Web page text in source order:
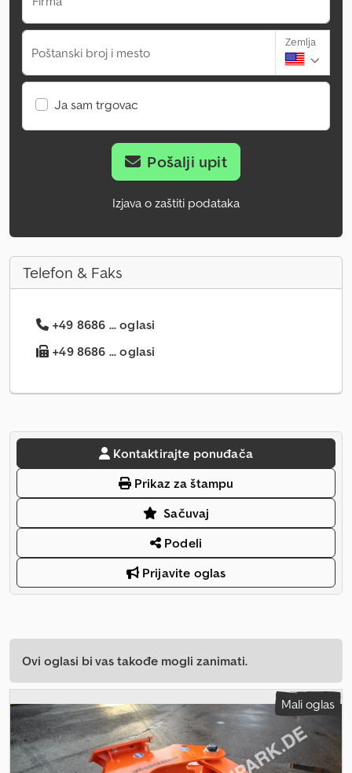
Poštanski broj i mesto
Zemlja
Ja sam trgovac
Pošalji upit
Izjava o zaštiti podataka
Telefon & Faks
+49 8686 ... oglasi
+49 8686 ... oglasi
Kontaktirajte ponuđača
Prikaz za štampu
Sačuvaj
Podeli
Prijavite oglas
Ovi oglasi bi vas takođe mogli zanimati.
Mali oglas